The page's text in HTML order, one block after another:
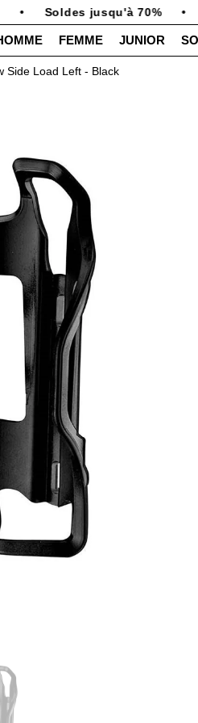
Soldes jusqu'à 70%
FEMME JUNIOR
Side Load Left - Black